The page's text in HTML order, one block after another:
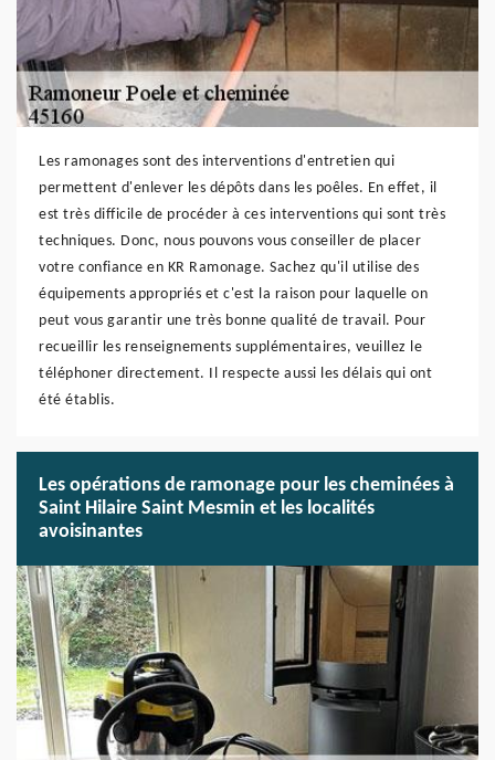
Les ramonages sont des interventions d'entretien qui
permettent d'enlever les dépôts dans les poêles. En effet, il
est très difficile de procéder à ces interventions qui sont très
techniques. Donc, nous pouvons vous conseiller de placer
votre confiance en KR Ramonage. Sachez qu'il utilise des
équipements appropriés et c'est la raison pour laquelle on
peut vous garantir une très bonne qualité de travail. Pour
recueillir les renseignements supplémentaires, veuillez le
téléphoner directement. Il respecte aussi les délais qui ont
été établis.
Les opérations de ramonage pour les cheminées à
Saint Hilaire Saint Mesmin et les localités
avoisinantes